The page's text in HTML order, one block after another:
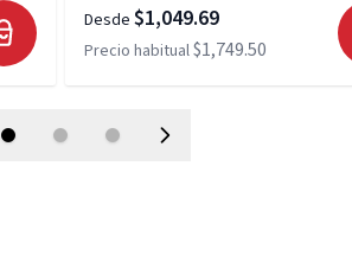
Desde $1,049.69
Precio habitual$1,749.50